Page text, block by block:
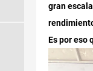
gran
Es por eso